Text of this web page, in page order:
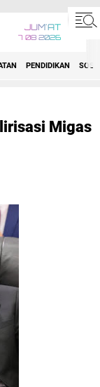
JUM'AT
7 08 2026
PENDIDIKAN
Migas